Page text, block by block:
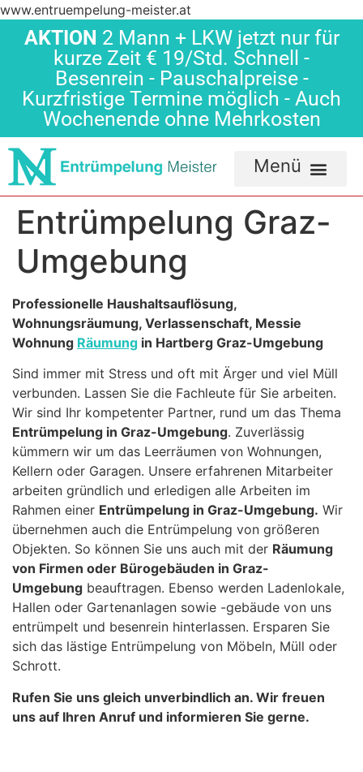
www.entruempelung-meister.at
AKTION 2 Mann + LKW jetzt nur für
kurze Zeit € 19/Std. Schnell -
Besenrein - Pauschalpreise -
Kurzfristige Termine möglich - Auch
Wochenende ohne Mehrkosten
Entrümpelung Graz-
Umgebung
Professionelle Haushaltsauflösung,
Wohnungsräumung, Verlassenschaft, Messie
Wohnung Räumung in Hartberg Graz-Umgebung
Sind immer mit Stress und oft mit Ärger und viel Müll
verbunden. Lassen Sie die Fachleute für Sie arbeiten.
Wir sind Ihr kompetenter Partner, rund um das Thema
Entrümpelung in Graz-Umgebung. Zuverlässig
kümmern wir um das Leerräumen von Wohnungen,
Kellern oder Garagen. Unsere erfahrenen Mitarbeiter
arbeiten gründlich und erledigen alle Arbeiten im
Rahmen einer Entrümpelung in Graz-Umgebung. Wir
übernehmen auch die Entrümpelung von größeren
Objekten. So können Sie uns auch mit der Räumung
von Firmen oder Bürogebäuden in Graz-
Umgebung beauftragen. Ebenso werden Ladenlokale,
Hallen oder Gartenanlagen sowie -gebäude von uns
entrümpelt und besenrein hinterlassen. Ersparen Sie
sich das lästige Entrümpelung von Möbeln, Müll oder
Schrott.
Rufen Sie uns gleich unverbindlich an. Wir freuen
uns auf Ihren Anruf und informieren Sie gerne.